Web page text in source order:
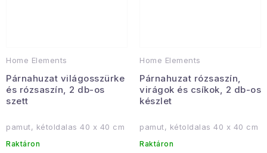
Home Elements
Párnahuzat világosszürke
és rózsaszín, 2 db-os
szett
pamut, kétoldalas 40 x 40 cm
Raktáron
Home Elements
Párnahuzat rózsaszín,
virágok és csíkok, 2 db-os
készlet
pamut, kétoldalas 40 x 40 cm
Raktáron